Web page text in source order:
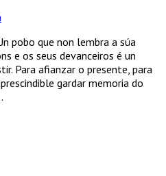
pobo que non lembra a súa
e os seus devanceiros é un
Para afianzar o presente, para
gardar memoria do